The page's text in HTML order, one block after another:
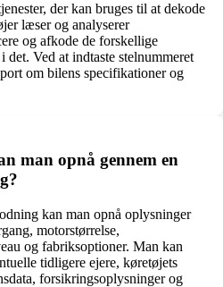
der kan bruges til at dekode
læser og analyserer
og afkode de forskellige
Ved at indtaste stelnummeret
om bilens specifikationer og
man opnå gennem en
kan man opnå oplysninger
motorstørrelse,
og fabriksoptioner. Man kan
tidligere ejere, køretøjets
forsikringsoplysninger og